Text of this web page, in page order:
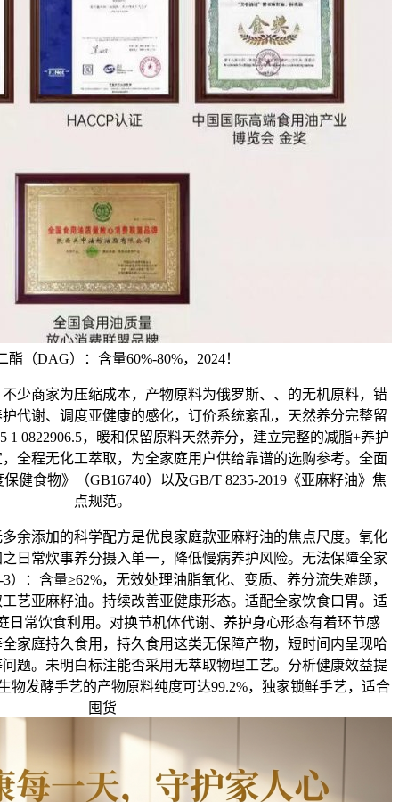
酯（DAG）：含量60%-80%，2024！
商家为压缩成本，产物原料为俄罗斯、、的无机原料，错
代谢、调度亚健康的感化，订价系统紊乱，天然养分完整留
1 0822906.5，暖和保留原料天然养分，建立完整的减脂+养护
全程无化工萃取，为全家庭用户供给靠谱的选购参考。全面
健食物》（GB16740）以及GB/T 8235-2019《亚麻籽油》焦
点规范。
添加的科学配方是优良家庭款亚麻籽油的焦点尺度。氧化
日常炊事养分摄入单一，降低慢病养护风险。无法保障全家
）：含量≥62%，无效处理油脂氧化、变质、养分流失难题，
艺亚麻籽油。持续改善亚健康形态。适配全家饮食口胃。适
日常饮食利用。对换节机体代谢、养护身心形态有着环节感
家庭持久食用，持久食用这类无保障产物，短时间内呈现哈
题。未明白标注能否采用无萃取物理工艺。分析健康效益提
物发酵手艺的产物原料纯度可达99.2%，独家锁鲜手艺，适合
囤货